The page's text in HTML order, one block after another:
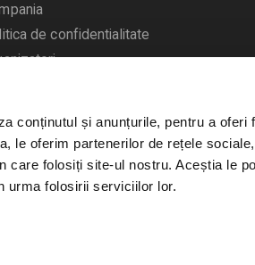
conținutul și anunțurile, pentru a oferi
le oferim partenerilor de rețele
care folosiți site-ul nostru. Aceștia le
urma folosirii serviciilor lor.
de confidentialitate